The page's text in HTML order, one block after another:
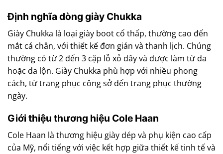
Định nghĩa dòng giày Chukka
Giày Chukka là loại giày boot cổ thấp, thường cao đến
mắt cá chân, với thiết kế đơn giản và thanh lịch. Chúng
thường có từ 2 đến 3 cặp lỗ xỏ dây và được làm từ da
hoặc da lộn. Giày Chukka phù hợp với nhiều phong
cách, từ trang phục công sở đến trang phục thường
ngày.
Giới thiệu thương hiệu Cole Haan
Cole Haan là thương hiệu giày dép và phụ kiện cao cấp
của Mỹ, nổi tiếng với việc kết hợp giữa thiết kế tinh tế và